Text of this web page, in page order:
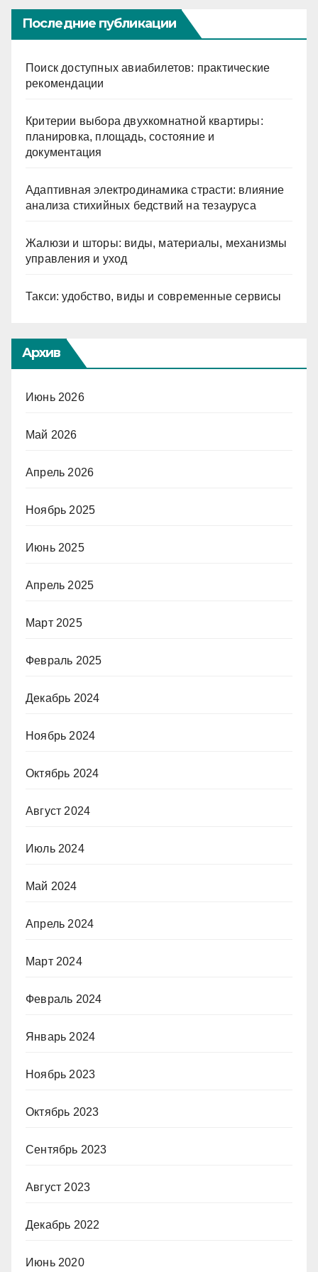
Последние публикации
Поиск доступных авиабилетов: практические
рекомендации
Критерии выбора двухкомнатной квартиры:
планировка, площадь, состояние и
документация
Адаптивная электродинамика страсти: влияние
анализа стихийных бедствий на тезауруса
Жалюзи и шторы: виды, материалы, механизмы
управления и уход
Такси: удобство, виды и современные сервисы
Архив
Июнь 2026
Май 2026
Апрель 2026
Ноябрь 2025
Июнь 2025
Апрель 2025
Март 2025
Февраль 2025
Декабрь 2024
Ноябрь 2024
Октябрь 2024
Август 2024
Июль 2024
Май 2024
Апрель 2024
Март 2024
Февраль 2024
Январь 2024
Ноябрь 2023
Октябрь 2023
Сентябрь 2023
Август 2023
Декабрь 2022
Июнь 2020